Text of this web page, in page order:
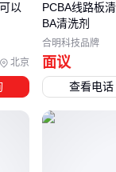
不导电，适合蒸汽
全，但需要配套去
北京
以
面议
PCBA线路板
BA清洗剂
合明科技品牌
查看电话